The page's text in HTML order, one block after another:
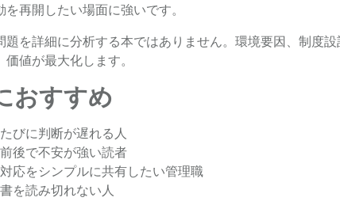
再開したい場面に強いです。
題を詳細に分析する本ではありません。環境要因、制度
値が最大化します。
おすすめ
びに判断が遅れる人
後で不安が強い読者
応をシンプルに共有したい管理職
を読み切れない人